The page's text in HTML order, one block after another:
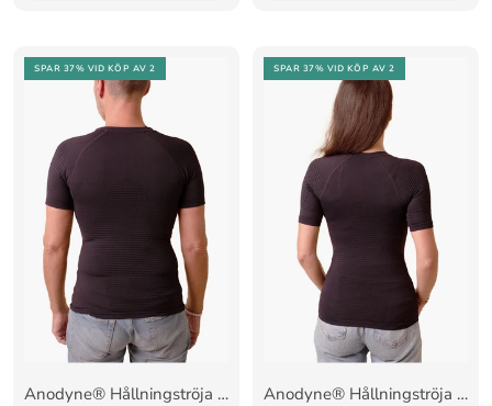
SPAR 37% VID KÖP AV 2
Anodyne® Hållningströja - Män
SPAR 37% VID KÖP AV 2
Anodyne® Hållningströja - Kvinnor